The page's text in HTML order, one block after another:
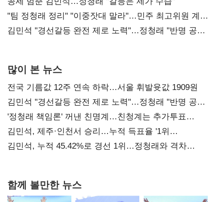
"팀 정청래 정리" "이중잣대 말라"…민주 최고위원 계파
다툼 격화
김민석 "경선갈등 완전 제로 노력"…정청래 "반명 공세
많이 본 뉴스
전국 기름값 12주 연속 하락…서울 휘발윳값 1909원
김민석 "경선갈등 완전 제로 노력"…정청래 "반명 공세
사과부터"
'정청래 책임론' 꺼낸 친명계…친청계는 추가투표
때리기
김민석, 제주·인천서 승리…누적 득표율 '1위
탈환'(종합)
김민석, 누적 45.42%로 경선 1위…정청래와 격차
함께 볼만한 뉴스